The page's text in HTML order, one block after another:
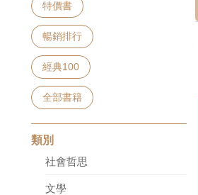
特價書
暢銷排行
經典100
全部書籍
類別
社會哲思
文學